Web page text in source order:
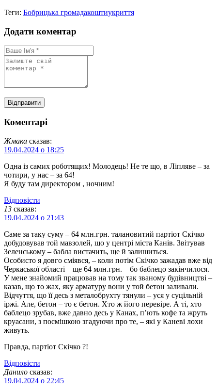
Теги: Бобрицька громадакоштиукриття
Додати коментар
Коментарі
Жмакa сказав:
19.04.2024 о 18:25
Одна із самих роботящих! Молодець! Не те що, в Ліпляве – за
чотири, у нас – за 64!
Я буду там директором , ночним!
Відповіcти
13 сказав:
19.04.2024 о 21:43
Саме за таку суму – 64 млн.грн. талановитий партіот Скічко
добудовував той мавзолей, що у центрі міста Канів. Звітував
Зеленському – бабла вистачить, ще й залишиться.
Особисто я довго сміявся, – коли потім Скічко зажадав вже від
Черкаської області – ще 64 млн.грн. – бо баблецо закінчилося.
У мене знайомий працював на тому так званому будівництві –
казав, що то жах, яку арматуру вони у той бетон заливали.
Відчуття, що її десь з металобрухту тянули – уся у суцільній
іржі. Але, бетон – то є бетон. Хто ж його перевіре. А ті, хто
баблецо зрубав, вже давно десь у Канах, п’ють кофе та жруть
круасани, з посмішкою згадуючи про те, – які у Каневі лохи
живуть.
Правда, партіот Скічко ?!
Відповіcти
Данило сказав:
19.04.2024 о 22:45